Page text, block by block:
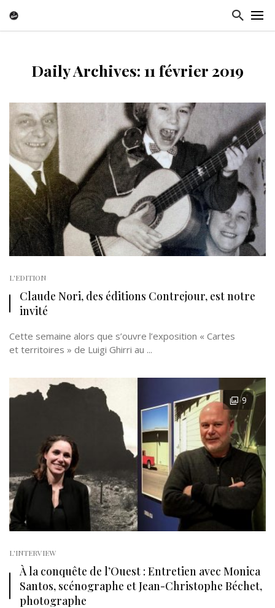
Daily Archives: 11 février 2019
L'EDITION
Claude Nori, des éditions Contrejour, est notre
invité
Cette semaine alors que s’ouvre l’exposition « Cartes
et territoires » de Luigi Ghirri au ...
9
L'INTERVIEW
À la conquête de l’Ouest : Entretien avec Monica
Santos, scénographe et Jean-Christophe Béchet,
photographe